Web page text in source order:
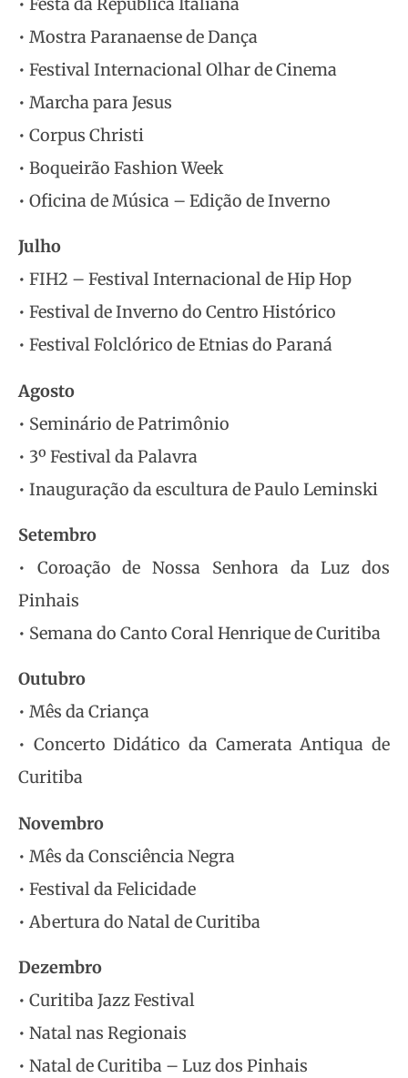
• Mostra Paranaense de Dança
• Festival Internacional Olhar de Cinema
• Marcha para Jesus
• Corpus Christi
• Boqueirão Fashion Week
• Oficina de Música – Edição de Inverno
Julho
• FIH2 – Festival Internacional de Hip Hop
• Festival de Inverno do Centro Histórico
• Festival Folclórico de Etnias do Paraná
Agosto
• Seminário de Patrimônio
• 3º Festival da Palavra
• Inauguração da escultura de Paulo Leminski
Setembro
• Coroação de Nossa Senhora da Luz dos
Pinhais
• Semana do Canto Coral Henrique de Curitiba
Outubro
• Mês da Criança
• Concerto Didático da Camerata Antiqua de
Curitiba
Novembro
• Mês da Consciência Negra
• Festival da Felicidade
• Abertura do Natal de Curitiba
Dezembro
• Curitiba Jazz Festival
• Natal nas Regionais
• Natal de Curitiba – Luz dos Pinhais